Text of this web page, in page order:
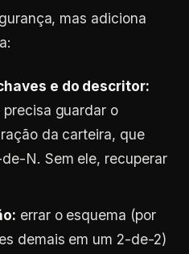
mas adiciona
e do descritor:
guardar o
da carteira, que
N. Sem ele, recuperar
errar o esquema (por
demais em um 2-de-2)